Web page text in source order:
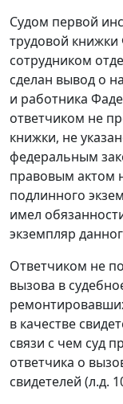
Судом первой
трудовой книжки
сотрудником
сделан вывод о
и работника
ответчиком не
книжки, не
федеральным
правовым актом
подлинного
имел
экземпляр
Ответчиком не
вызова в
в качестве
связи с чем суд
ответчика о
свидетелей (л.д.